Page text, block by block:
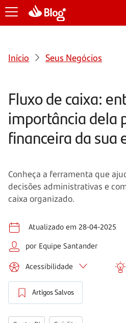
Início Seus Negócios
Fluxo de caixa:
importância dela
financeira da sua
Conheça a ferramenta que
decisões administrativas e
caixa organizado.
Atualizado em 28-04-2025
por Equipe Santander
Acessibilidade
Artigos Salvos